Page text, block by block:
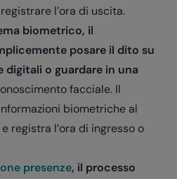
l’ora di uscita.
biometrico, il
posare il dito su
o guardare in una
facciale. Il
biometriche al
registra l’ora di ingresso o
presenze, il processo